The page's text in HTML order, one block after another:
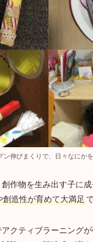
ン伸びまくりで、日々なにか
作物を生み出す子に
創造性が育めて大満足
クティブラーニング